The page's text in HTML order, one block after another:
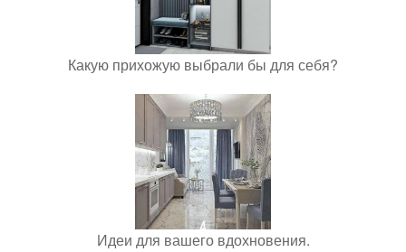
Какую прихожую выбрали бы для себя?
Идеи для вашего вдохновения.